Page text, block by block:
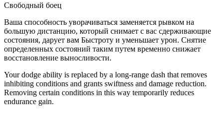
Свободный боец
Ваша способность уворачиваться заменяется рывком на
большую дистанцию, который снимает с вас сдерживающие
состояния, дарует вам Быстроту и уменьшает урон. Снятие
определенных состояний таким путем временно снижает
восстановление выносливости.
Your dodge ability is replaced by a long-range dash that removes
inhibiting conditions and grants swiftness and damage reduction.
Removing certain conditions in this way temporarily reduces
endurance gain.